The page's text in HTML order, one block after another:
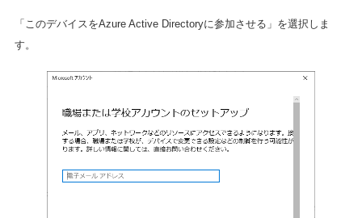
「このデバイスをAzure Active Directoryに参加させる」を選択しま
す。